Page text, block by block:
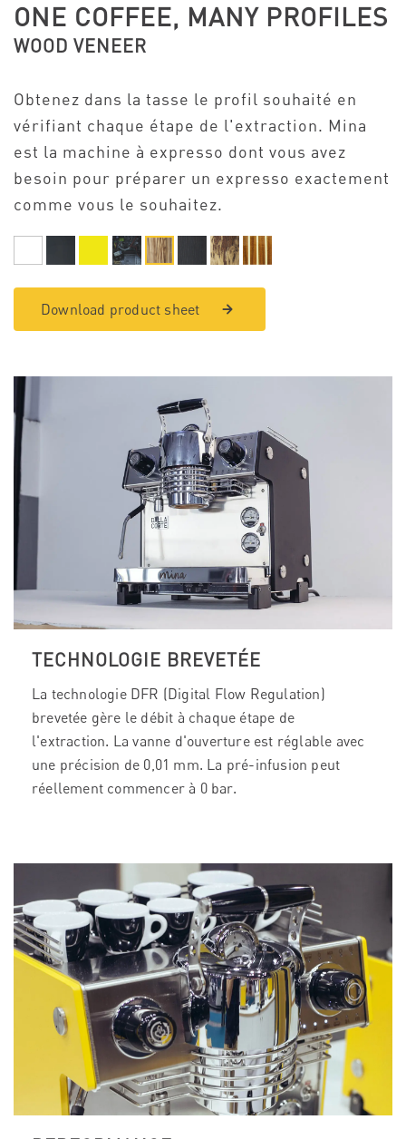
ONE COFFEE, MANY PROFILES
WOOD VENEER
Obtenez dans la tasse le profil souhaité en
vérifiant chaque étape de l'extraction. Mina
est la machine à expresso dont vous avez
besoin pour préparer un expresso exactement
comme vous le souhaitez.
Download product sheet
TECHNOLOGIE BREVETÉE
La technologie DFR (Digital Flow Regulation)
brevetée gère le débit à chaque étape de
l'extraction. La vanne d'ouverture est réglable avec
une précision de 0,01 mm. La pré-infusion peut
réellement commencer à 0 bar.